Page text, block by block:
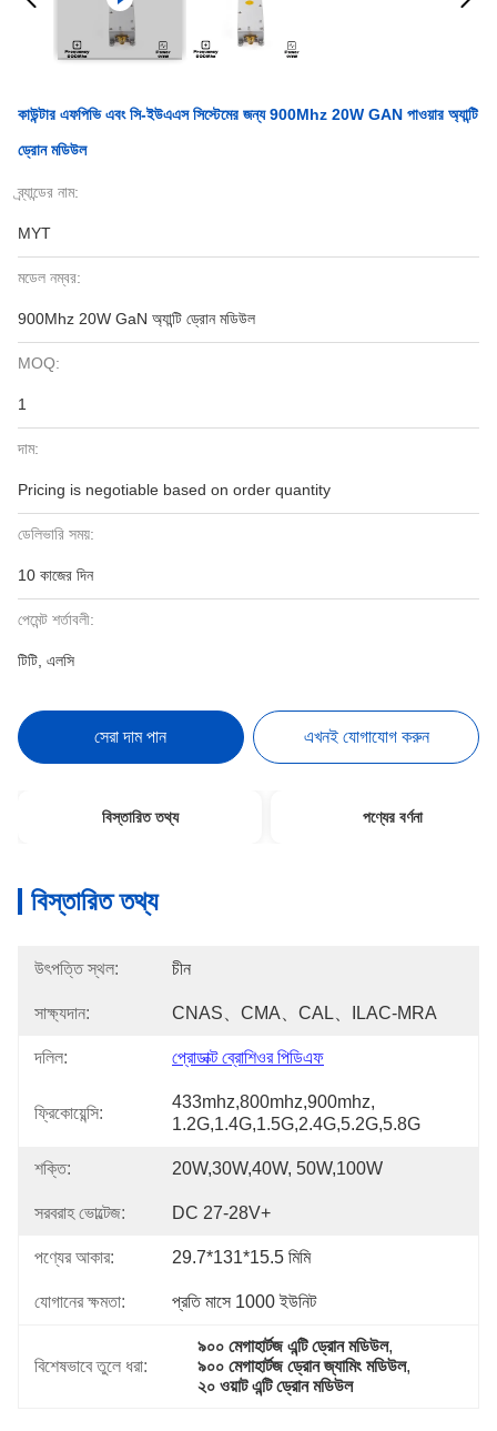
কাউন্টার এফপিভি এবং সি-ইউএএস সিস্টেমের জন্য 900Mhz 20W GAN পাওয়ার অ্যান্টি
ড্রোন মডিউল
ব্র্যান্ডের নাম:
MYT
মডেল নম্বর:
900Mhz 20W GaN অ্যান্টি ড্রোন মডিউল
MOQ:
1
দাম:
Pricing is negotiable based on order quantity
ডেলিভারি সময়:
10 কাজের দিন
পেমেন্ট শর্তাবলী:
টিটি, এলসি
সেরা দাম পান এখনই যোগাযোগ করুন
বিস্তারিত তথ্য পণ্যের বর্ণনা
বিস্তারিত তথ্য
উৎপত্তি স্থল: চীন
সাক্ষ্যদান: CNAS、CMA、CAL、ILAC-MRA
দলিল: প্রোডাক্ট ব্রোশিওর পিডিএফ
ফ্রিকোয়েন্সি:
433mhz,800mhz,900mhz,
1.2G,1.4G,1.5G,2.4G,5.2G,5.8G
শক্তি: 20W,30W,40W, 50W,100W
সরবরাহ ভোল্টেজ: DC 27-28V+
পণ্যের আকার: 29.7*131*15.5 মিমি
যোগানের ক্ষমতা: প্রতি মাসে 1000 ইউনিট
বিশেষভাবে তুলে ধরা:
৯০০ মেগাহার্টজ এন্টি ড্রোন মডিউল,
৯০০ মেগাহার্টজ ড্রোন জ্যামিং মডিউল,
২০ ওয়াট এন্টি ড্রোন মডিউল